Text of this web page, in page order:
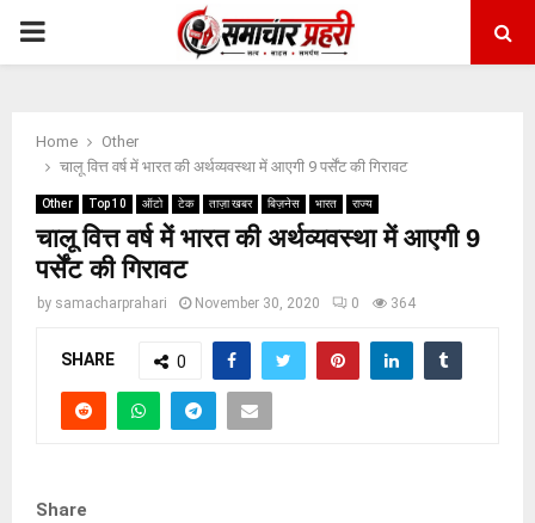
PRIMARY
Home
Other
चालू वित्त वर्ष में भारत की अर्थव्यवस्था में आएगी 9 पर्सेंट की गिरावट
Other Top 10 ऑटो टेक ताज़ा खबर बिज़नेस भारत राज्य
चालू वित्त वर्ष में भारत की अर्थव्यवस्था में आएगी 9
पर्सेंट की गिरावट
by samacharprahari November 30, 2020 0 364
SHARE 0
Share